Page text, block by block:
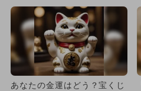
あなたの金運はどう？宝くじ